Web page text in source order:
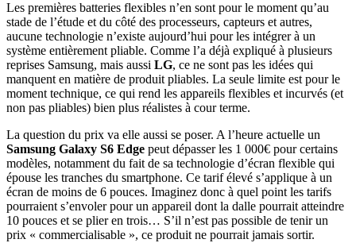
Les premières batteries flexibles n’en sont pour le moment qu’au
stade de l’étude et du côté des processeurs, capteurs et autres,
aucune technologie n’existe aujourd’hui pour les intégrer à un
système entièrement pliable. Comme l’a déjà expliqué à plusieurs
reprises Samsung, mais aussi LG, ce ne sont pas les idées qui
manquent en matière de produit pliables. La seule limite est pour le
moment technique, ce qui rend les appareils flexibles et incurvés (et
non pas pliables) bien plus réalistes à cour terme.
La question du prix va elle aussi se poser. A l’heure actuelle un
Samsung Galaxy S6 Edge peut dépasser les 1 000€ pour certains
modèles, notamment du fait de sa technologie d’écran flexible qui
épouse les tranches du smartphone. Ce tarif élevé s’applique à un
écran de moins de 6 pouces. Imaginez donc à quel point les tarifs
pourraient s’envoler pour un appareil dont la dalle pourrait atteindre
10 pouces et se plier en trois… S’il n’est pas possible de tenir un
prix « commercialisable », ce produit ne pourrait jamais sortir.